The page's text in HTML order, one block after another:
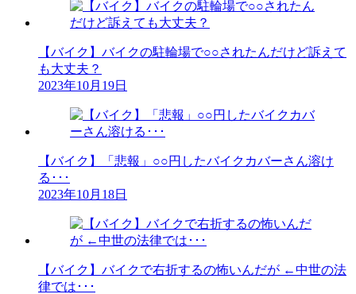
【バイク】バイクの駐輪場で○○されたんだけど訴えて
も大丈夫？
2023年10月19日
【バイク】「悲報」○○円したバイクカバーさん溶け
る･･･
2023年10月18日
【バイク】バイクで右折するの怖いんだが ←中世の法
律では･･･